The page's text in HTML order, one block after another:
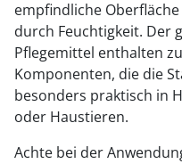
empfindliche
durch Feuchtigkeit. Der
Pflegemittel enthalten
Komponenten, die die
besonders praktisch in
oder Haustieren.
Achte bei der